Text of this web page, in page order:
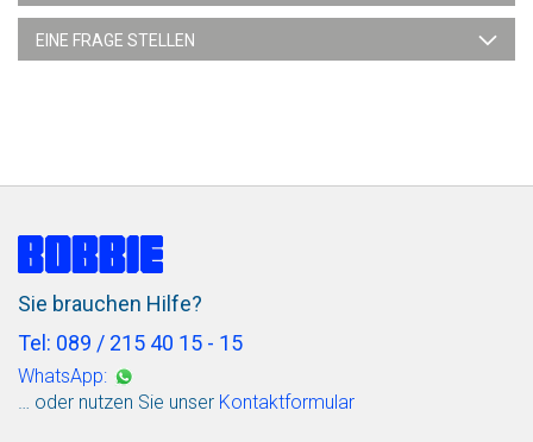
EINE FRAGE STELLEN
Sie brauchen Hilfe?
Tel: 089 / 215 40 15 - 15
WhatsApp:
… oder nutzen Sie unser Kontaktformular